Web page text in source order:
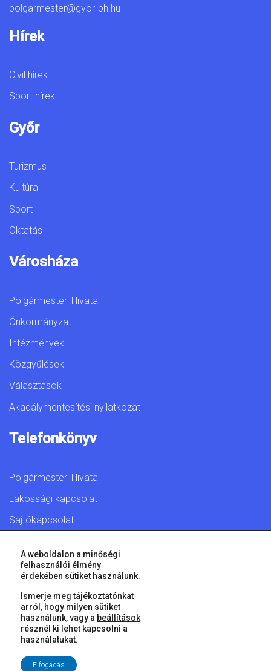
polgarmester@gyor-ph.hu
Hírek
Civil hírek
Sport hírek
Győr
Turizmus
Kultúra
Sport
Oktatás
Városháza
Polgármesteri Hivatal
Önkormányzat
Intézmények
Közgyűlések
Választások
Akadálymentesítési nyilatkozat
Telefonkönyv
Polgármesteri Hivatal
Lakossági kapcsolat
Sajtókapcsolat
© 2026 Győr Megyei Jogú Város • Minden jog fenntartva!
A weboldalon a minőségi
felhasználói élmény
érdekében sütiket használunk.
Ismerje meg tájékoztatónkat
arról, hogy milyen sütiket
használunk, vagy a beállítások
résznél ki lehet kapcsolni a
használatukat.
Elfogadás